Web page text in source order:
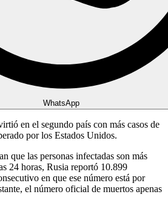
WhatsApp
en el segundo país con más casos de
por los Estados Unidos.
que las personas infectadas son más
24 horas, Rusia reportó 10.899
en que ese número está por
el número oficial de muertos apenas